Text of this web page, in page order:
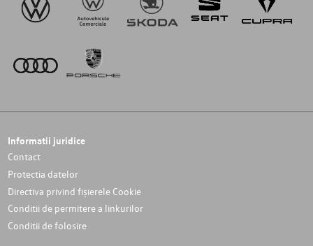
Informatii juridice
Contact
Protectia datelor
Directiva privind fișierele Cookie
Conditii de permitere a linkurilor
Conditii de folosire